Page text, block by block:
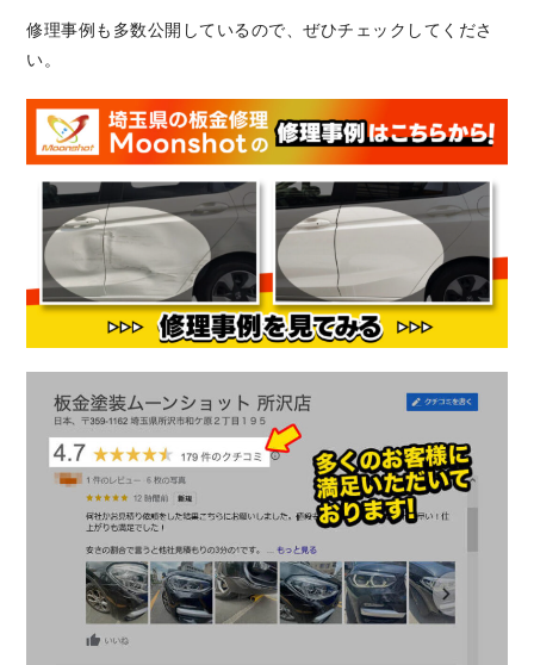
修理事例も多数公開しているので、ぜひチェックしてくださ
い。